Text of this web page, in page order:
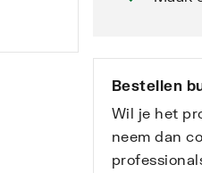
Bestellen
Wil je het
neem dan